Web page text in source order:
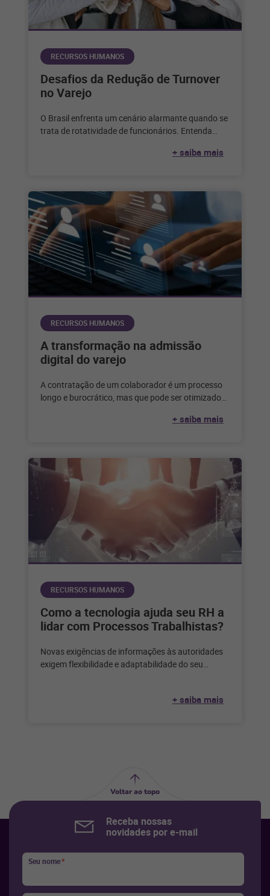
RECURSOS HUMANOS
Desafios da Redução de Turnover
no Varejo
O Brasil enfrenta um cenário alarmante quando se
trata de rotatividade de funcionários. Entenda
+ saiba mais
RECURSOS HUMANOS
A transformação na admissão
digital do varejo
A contratação de um colaborador é um processo
longo e burocrático, mas que pode ser otimizado
+ saiba mais
RECURSOS HUMANOS
Como a tecnologia ajuda seu RH a
lidar com Processos Trabalhistas?
Novas exigências de informações às autoridades
exigem flexibilidade e adaptabilidade do seu
+ saiba mais
Voltar ao topo
Receba nossas
novidades por e-mail
Seu nome*